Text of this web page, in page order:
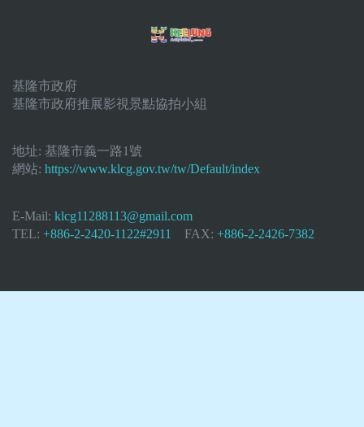
基隆市政府
基隆市政府推展影視景點協拍小組
地址: 基隆市義一路1號
網站: https://www.klcg.gov.tw/tw/Default/index
E-Mail: klcg11288113@gmail.com
TEL: +886-2-2420-1122#2911 FAX: +886-2-2426-7382